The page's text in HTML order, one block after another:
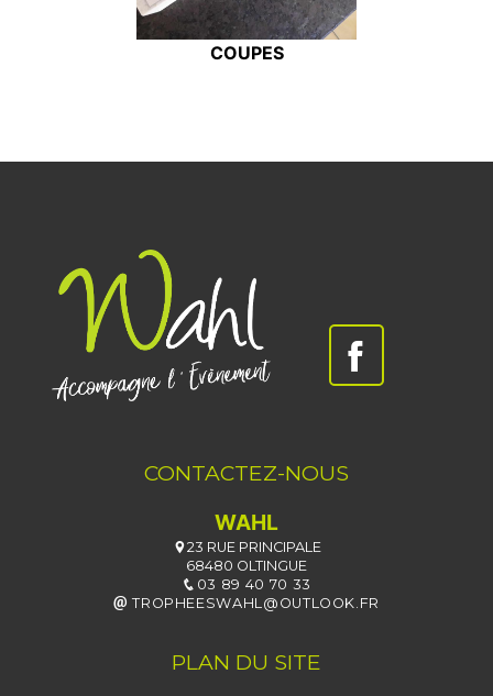
COUPES
CONTACTEZ-NOUS
WAHL
23 RUE PRINCIPALE
68480 OLTINGUE
03 89 40 70 33
TROPHEESWAHL@OUTLOOK.FR
PLAN DU SITE